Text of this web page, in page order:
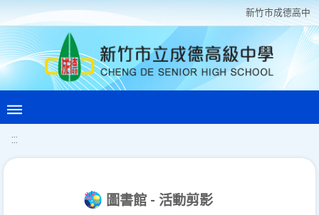
新竹巿成德高中
:::
圖書館 - 活動剪影